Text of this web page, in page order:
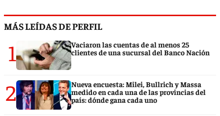
MÁS LEÍDAS DE PERFIL
1
Vaciaron las cuentas de al menos 25
clientes de una sucursal del Banco Nación
2
Nueva encuesta: Milei, Bullrich y Massa
medido en cada una de las provincias del
país: dónde gana cada uno